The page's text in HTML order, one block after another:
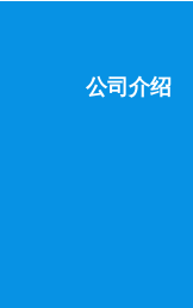
公司介绍